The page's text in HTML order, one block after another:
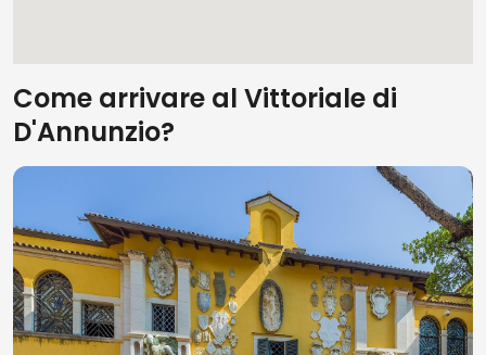
Come arrivare al Vittoriale di
D'Annunzio?